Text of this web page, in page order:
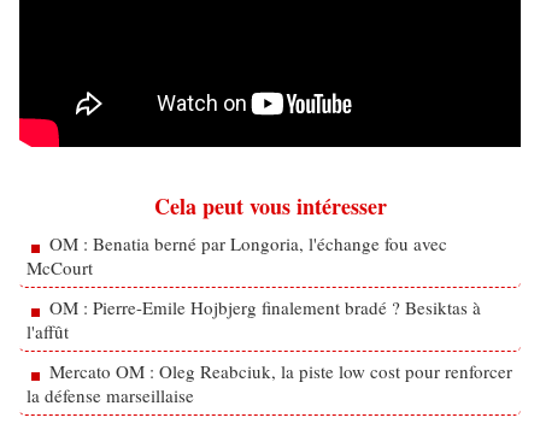
Cela peut vous intéresser
OM : Benatia berné par Longoria, l'échange fou avec
McCourt
OM : Pierre-Emile Hojbjerg finalement bradé ? Besiktas à
l'affût
Mercato OM : Oleg Reabciuk, la piste low cost pour renforcer
la défense marseillaise